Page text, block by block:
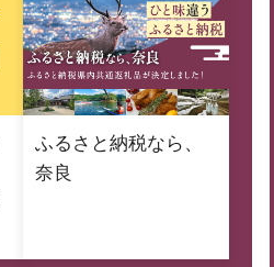
ふるさと納税なら、
奈良